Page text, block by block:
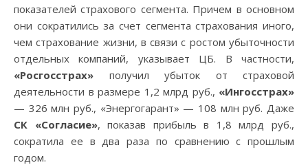
показателей страхового сегмента. Причем в основном
они сократились за счет сегмента страхования иного,
чем страхование жизни, в связи с ростом убыточности
отдельных компаний, указывает ЦБ. В частности,
«Росгосстрах» получил убыток от страховой
деятельности в размере 1,2 млрд руб., «Ингосстрах»
— 326 млн руб., «Энергогарант» — 108 млн руб. Даже
СК «Согласие», показав прибыль в 1,8 млрд руб.,
сократила ее в два раза по сравнению с прошлым
годом.